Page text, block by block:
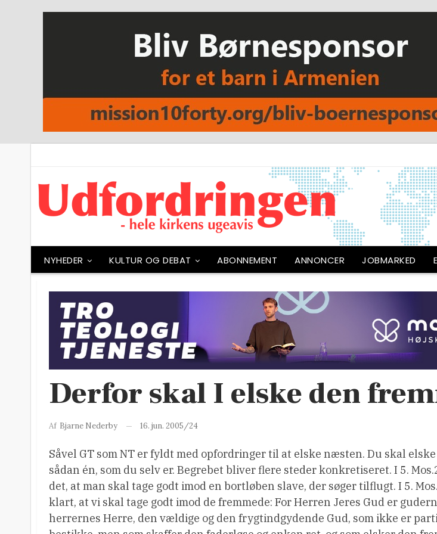
NYHEDER KULTUR OG DEBAT ABONNEMENT ANNONCER JOBMARKED
Derfor skal I elske den
Af Bjarne Nederby 16. jun. 2005/24
Såvel GT som NT er fyldt med opfordringer til at elske næsten. Du skal
sådan én, som du selv er. Begrebet bliver flere steder konkretiseret. I 5.
det, at man skal tage godt imod en bortløben slave, der søger tilflugt. I 5.
klart, at vi skal tage godt imod de fremmede: For Herren Jeres Gud er
herrernes Herre, den vældige og den frygtindgydende Gud, som ikke er